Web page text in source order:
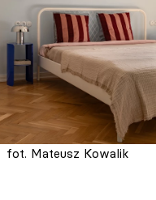
fot. Mateusz Kowalik